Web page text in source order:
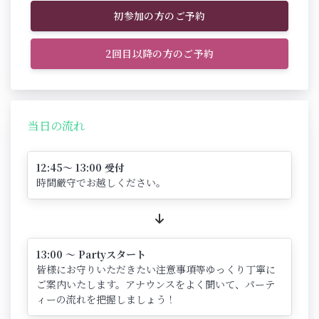
初参加の方のご予約
2回目以降の方のご予約
当日の流れ
12:45～ 13:00 受付
時間厳守でお越しください。
13:00 ～ Partyスタート
皆様にお守りいただきたい注意事項等ゆっくり丁寧に
ご案内いたします。アナウンスをよく聞いて、パーテ
ィーの流れを把握しましょう！